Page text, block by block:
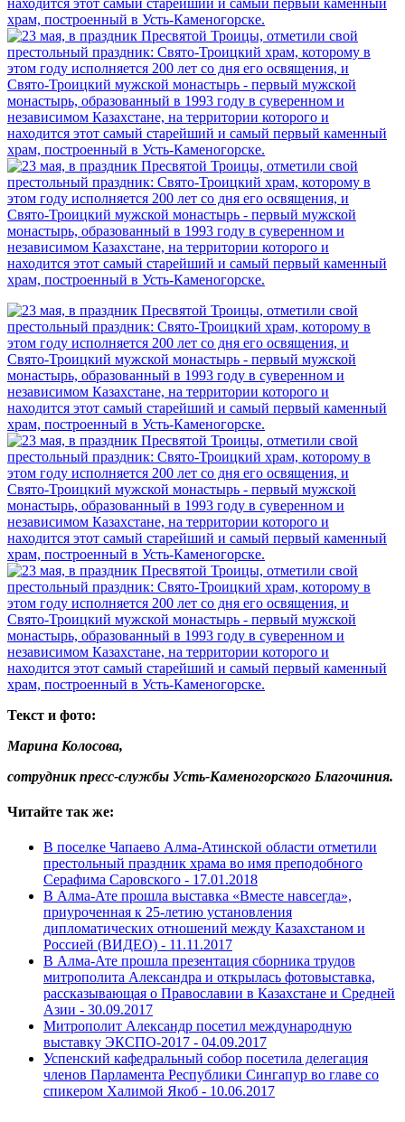
Текст и фото:
Марина Колосова,
сотрудник пресс-службы Усть-Каменогорского Благочиния.
Читайте так же:
В поселке Чапаево Алма-Атинской области отметили
престольный праздник храма во имя преподобного
Серафима Саровского - 17.01.2018
В Алма-Ате прошла выставка «Вместе навсегда»,
приуроченная к 25-летию установления
дипломатических отношений между Казахстаном и
Россией (ВИДЕО) - 11.11.2017
В Алма-Ате прошла презентация сборника трудов
митрополита Александра и открылась фотовыставка,
рассказывающая о Православии в Казахстане и Средней
Азии - 30.09.2017
Митрополит Александр посетил международную
выставку ЭКСПО-2017 - 04.09.2017
Успенский кафедральный собор посетила делегация
членов Парламента Республики Сингапур во главе со
спикером Халимой Якоб - 10.06.2017